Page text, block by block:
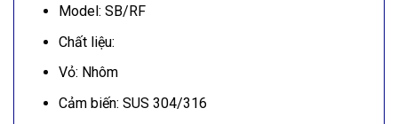
Model: SB/RF
Chất liệu:
Vỏ: Nhôm
Cảm biến: SUS 304/316